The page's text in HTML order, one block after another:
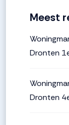
Meest
Dronten
Dronten